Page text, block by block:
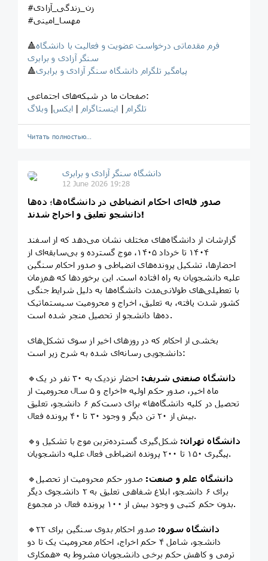
#زن_زندگی_آزادی
#مهسا_امینی
🔺فرم مقدماتی درخواست عضویت و فعالیت با دانشگاه
سنگر آزادی و برابری
🔺پیامگیر تلگرام دانشگاه سنگر آزادی و برابری
صفحات ما در شبکه‌های اجتماعی:
تلگرام | اینستاگرام | ایکس|وبلاگ
Читать полностью…
‎دانشگاه سنگر آزادی و برابری
12 June 2026 19:28
صدور فله‌ای احکام انضباطی در دانشگاه‌ها؛ ده‌ها
دانشجو تعلیق و اخراج شدند!
گزارشات از دانشگاه‌های مختلف نشان می‌دهد که از اسفند
۱۴۰۴ تا خرداد ۱۴۰۵، موج گسترده و بی‌سابقه‌ای از
احضارها، تشکیل پرونده‌های انضباطی و صدور احکام سنگین
علیه دانشجویان به راه افتاده است. این برخوردها که هم‌زمان
با تعطیلی‌های طولانی‌مدت دانشگاه‌ها به دلیل شرایط جنگی
کشور شدت یافته، به تعلیق، اخراج و محرومیت سیستماتیک
ده‌ها دانشجو از تحصیل منجر شده است.
بخشی از احکام که در روزهای اخیر از سوی تشکل‌های
دانشجویی رسانه‌ای شده به شرح زیر است:
🔹 دانشگاه صنعتی شریف:
احضار نزدیک به ۳۰ نفر در یک
ماه اخیر، صدور حکم اولیه «اخراج و ۵ سال محرومیت از
تحصیل در کلیه دانشگاه‌ها» برای دست‌کم ۶ دانشجو، تعلیق
بیش از ۲۰ تن دیگر و وجود ۳۰ تا ۴۰ پرونده فعال.
🔹 دانشگاه تهران: شکل‌گیری گسترده‌ترین موج با تشکیل و
پیگیری ۱۵۰ تا ۲۰۰ پرونده انضباطی فعال علیه دانشجویان.
🔹 دانشگاه علم و صنعت: صدور حکم محرومیت از تحصیل
برای ۶ دانشجو، ابلاغ شفاهی تعلیق به ۲ دانشجوی دیگر
بدون حکم کتبی و وجود بیش از ۱۰۰ پرونده فعال در مجموع.
🔹 دانشگاه سوره:
صدور احکام بدوی سنگین برای ۲۲
دانشجو، شامل ۴ حکم اخراج، احکام محرومیت یک تا دو
ترمی و کاهش حکم برخی دانشجویان مشروط به «همکاری